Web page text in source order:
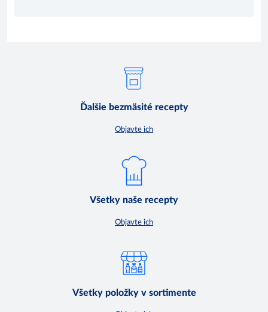
Ďalšie bezmäsité recepty
Objavte ich
Všetky naše recepty
Objavte ich
Všetky položky v sortimente